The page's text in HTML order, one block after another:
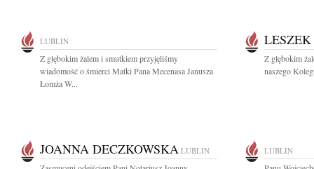
LUBLIN
Z głębokim żalem i smutkiem przyjęliśmy
wiadomość o śmierci Matki Pana Mecenasa Janusza
Łomża W...
Z głębokim
naszego
JOANNA DECZKOWSKA LUBLIN LUBLIN